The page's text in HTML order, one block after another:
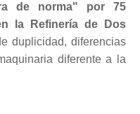
de norma" por 75
la Refinería de Dos
duplicidad, diferencias
diferente a la